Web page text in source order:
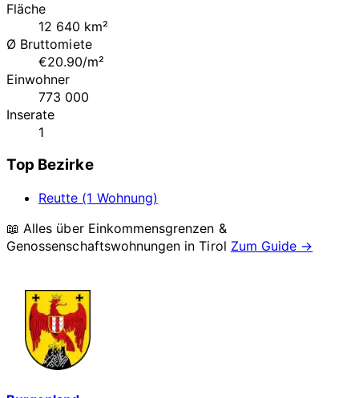
Fläche
12 640 km²
Ø Bruttomiete
€20.90/m²
Einwohner
773 000
Inserate
1
Top Bezirke
Reutte (1 Wohnung)
📖 Alles über Einkommensgrenzen &
Genossenschaftswohnungen inTirol Zum Guide →